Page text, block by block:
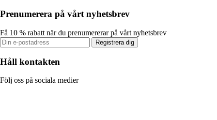
Prenumerera på vårt nyhetsbrev
Få 10 % rabatt när du prenumererar på vårt nyhetsbrev
Registrera dig
Håll kontakten
Följ oss på sociala medier